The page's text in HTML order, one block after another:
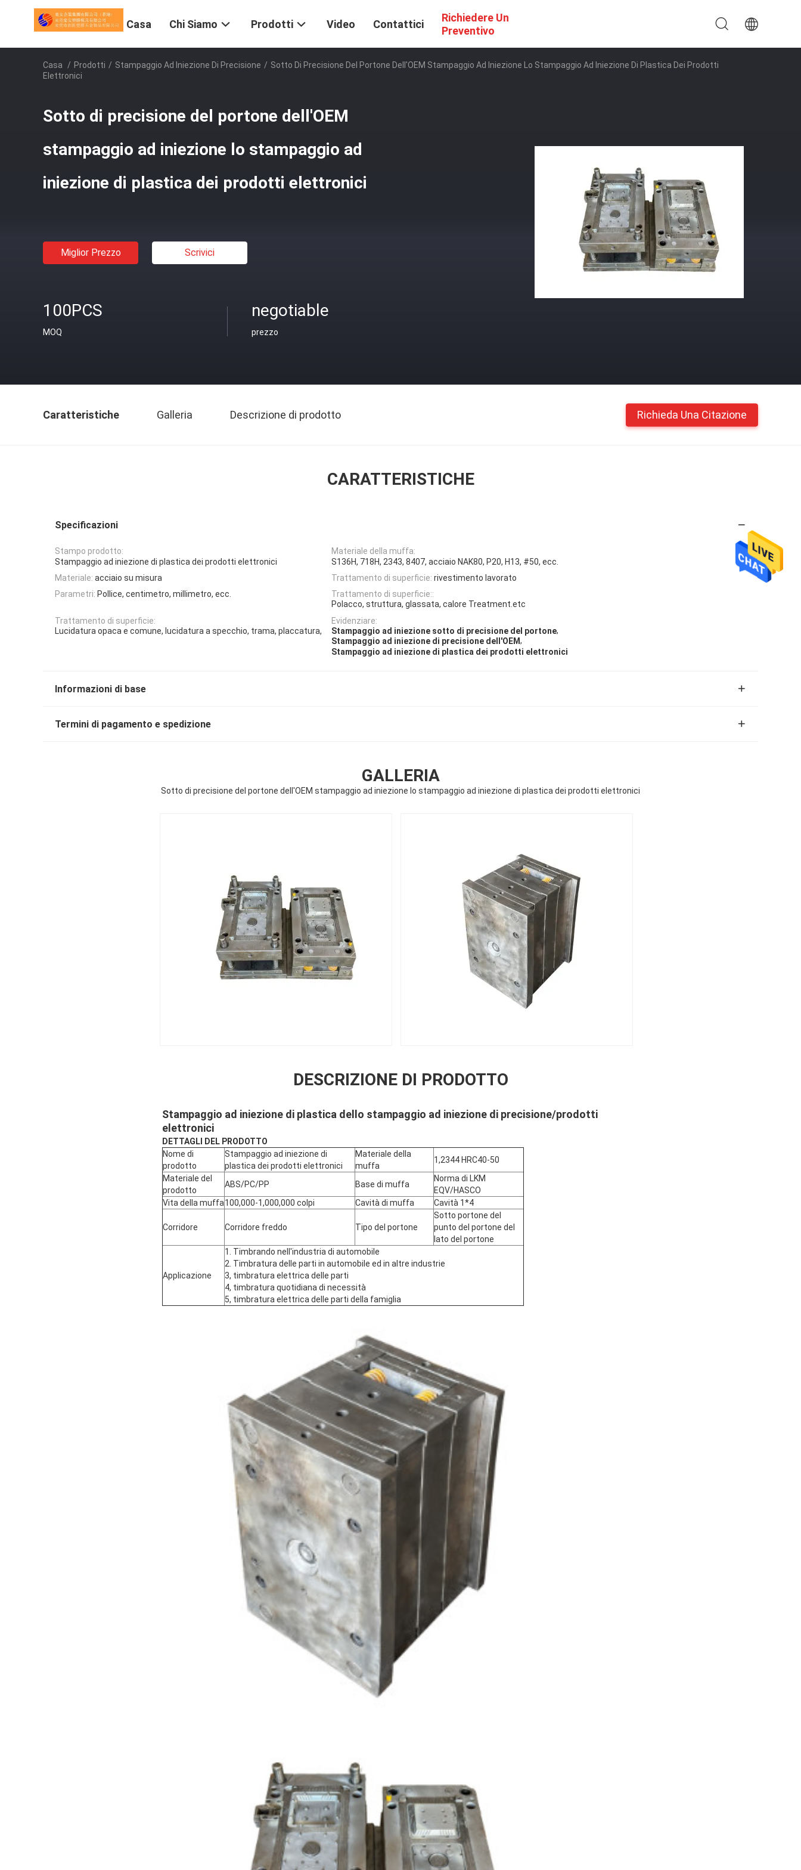
Casa Chi Siamo Prodotti Video Contattici
Richiedere Un
Preventivo
Casa / Prodotti / Stampaggio Ad Iniezione Di Precisione / Sotto Di Precisione Del Portone Dell'OEM Stampaggio Ad Iniezione Lo Stampaggio Ad Iniezione Di Plastica Dei Prodotti
Elettronici
Sotto di precisione del portone dell'OEM
stampaggio ad iniezione lo stampaggio ad
iniezione di plastica dei prodotti elettronici
Miglior Prezzo Scrivici
100PCS
MOQ
negotiable
prezzo
Caratteristiche Galleria Descrizione di prodotto Richieda Una Citazione
CARATTERISTICHE
Specificazioni
Stampo prodotto:
Stampaggio ad iniezione di plastica dei prodotti elettronici
Materiale della muffa:
S136H, 718H, 2343, 8407, acciaio NAK80, P20, H13, #50, ecc.
Materiale: acciaio su misura Trattamento di superficie: rivestimento lavorato
Parametri: Pollice, centimetro, millimetro, ecc.
Trattamento di superficie::
Polacco, struttura, glassata, calore Treatment.etc
Trattamento di superficie:
Lucidatura opaca e comune, lucidatura a specchio, trama, placcatura,
Evidenziare:
Stampaggio ad iniezione sotto di precisione del portone,
Stampaggio ad iniezione di precisione dell'OEM,
Stampaggio ad iniezione di plastica dei prodotti elettronici
Informazioni di base
Termini di pagamento e spedizione
GALLERIA
Sotto di precisione del portone dell'OEM stampaggio ad iniezione lo stampaggio ad iniezione di plastica dei prodotti elettronici
DESCRIZIONE DI PRODOTTO
Stampaggio ad iniezione di plastica dello stampaggio ad iniezione di precisione/prodotti
elettronici
DETTAGLI DEL PRODOTTO
Nome di
prodotto
Stampaggio ad iniezione di
plastica dei prodotti elettronici
Materiale della
muffa
1,2344 HRC40-50
Materiale del
prodotto
ABS/PC/PP Base di muffa
Norma di LKM
EQV/HASCO
Vita della muffa100,000-1,000,000 colpi Cavità di muffa Cavità 1*4
Corridore Corridore freddo Tipo del portone
Sotto portone del
punto del portone del
lato del portone
Applicazione
1. Timbrando nell'industria di automobile
2. Timbratura delle parti in automobile ed in altre industrie
3, timbratura elettrica delle parti
4, timbratura quotidiana di necessità
5, timbratura elettrica delle parti della famiglia